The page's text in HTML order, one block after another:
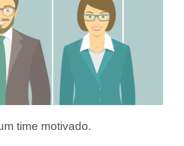
time motivado.